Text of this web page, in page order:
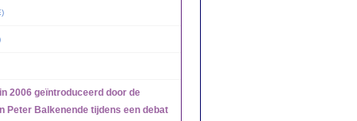
)
2006 geïntroduceerd door de
Peter Balkenende tijdens een debat